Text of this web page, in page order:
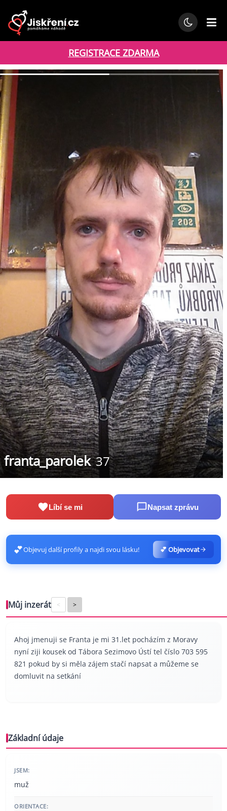
REGISTRACE ZDARMA
franta_parolek 37
Líbí se mi Napsat zprávu
💕Objevuj další profily a najdi svou lásku! 💕 Objevovat
Můj inzerát < >
Ahoj jmenuji se Franta je mi 31.let pocházím z Moravy
nyní ziji kousek od Tábora Sezimovo Ústí tel číslo 703 595
821 pokud by si měla zájem stačí napsat a můžeme se
domluvit na setkání
Základní údaje
JSEM:
muž
ORIENTACE: